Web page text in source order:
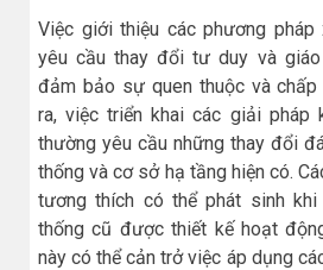
Việc giới thiệu các phương
yêu cầu thay đổi tư duy và
đảm bảo sự quen thuộc và chấp
ra, việc triển khai các giải pháp
thường yêu cầu những thay đổi
thống và cơ sở hạ tầng hiện có.
tương thích có thể phát sinh
thống cũ được thiết kế hoạt
này có thể cản trở việc áp dụng